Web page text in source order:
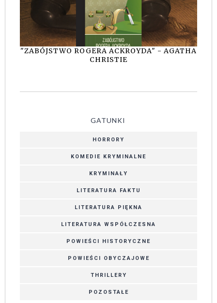
"ZABÓJSTWO ROGERA ACKROYDA" - AGATHA
CHRISTIE
GATUNKI
HORRORY
KOMEDIE KRYMINALNE
KRYMINAŁY
LITERATURA FAKTU
LITERATURA PIĘKNA
LITERATURA WSPÓŁCZESNA
POWIEŚCI HISTORYCZNE
POWIEŚCI OBYCZAJOWE
THRILLERY
POZOSTAŁE